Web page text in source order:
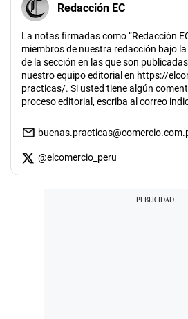
Redacción EC
La notas firmadas como “Redacción
miembros de nuestra redacción bajo
de la sección en las que son
nuestro equipo editorial en https://
practicas/. Si usted tiene algún
proceso editorial, escriba al correo
@elcomercio_peru